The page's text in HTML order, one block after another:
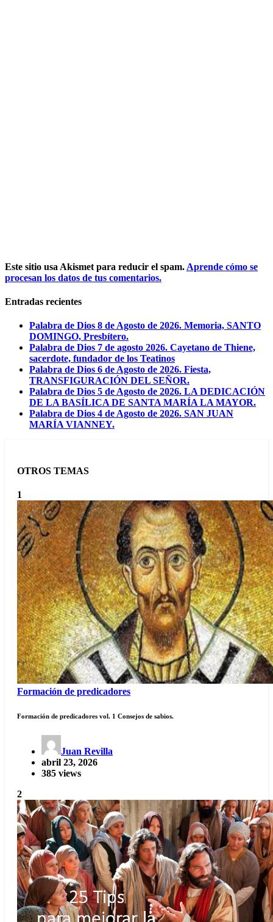
Este sitio usa Akismet para reducir el spam. Aprende cómo se
procesan los datos de tus comentarios.
Entradas recientes
Palabra de Dios 8 de Agosto de 2026. Memoria, SANTO
DOMINGO, Presbítero.
Palabra de Dios 7 de agosto 2026. Cayetano de Thiene,
sacerdote, fundador de los Teatinos
Palabra de Dios 6 de Agosto de 2026. Fiesta,
TRANSFIGURACIÓN DEL SEÑOR.
Palabra de Dios 5 de Agosto de 2026. LA DEDICACIÓN
DE LA BASÍLICA DE SANTA MARÍA LA MAYOR.
Palabra de Dios 4 de Agosto de 2026. SAN JUAN
MARÍA VIANNEY.
OTROS TEMAS
1
Formación de predicadores
Formación de predicadores vol. 1 Consejos de sabios.
Juan Revilla
abril 23, 2026
385 views
2